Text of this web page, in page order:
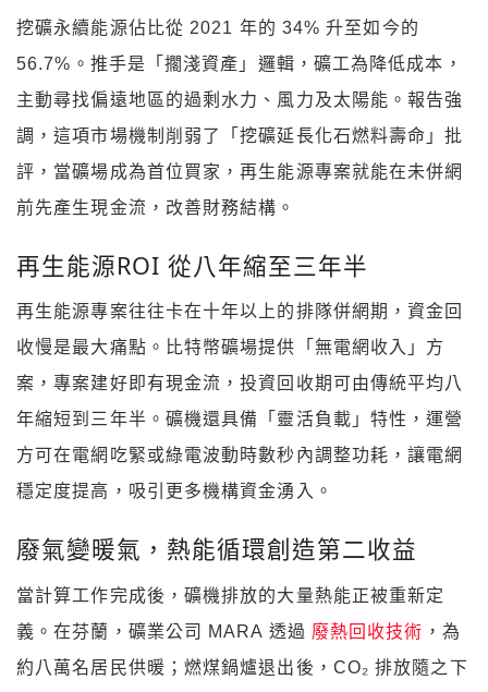
挖礦永續能源佔比從 2021 年的 34% 升至如今的
56.7%。推手是「擱淺資產」邏輯，礦工為降低成本，
主動尋找偏遠地區的過剩水力、風力及太陽能。報告強
調，這項市場機制削弱了「挖礦延長化石燃料壽命」批
評，當礦場成為首位買家，再生能源專案就能在未併網
前先產生現金流，改善財務結構。
再生能源ROI 從八年縮至三年半
再生能源專案往往卡在十年以上的排隊併網期，資金回
收慢是最大痛點。比特幣礦場提供「無電網收入」方
案，專案建好即有現金流，投資回收期可由傳統平均八
年縮短到三年半。礦機還具備「靈活負載」特性，運營
方可在電網吃緊或綠電波動時數秒內調整功耗，讓電網
穩定度提高，吸引更多機構資金湧入。
廢氣變暖氣，熱能循環創造第二收益
當計算工作完成後，礦機排放的大量熱能正被重新定
義。在芬蘭，礦業公司 MARA 透過 廢熱回收技術 ，為
約八萬名居民供暖；燃煤鍋爐退出後，CO₂ 排放隨之下